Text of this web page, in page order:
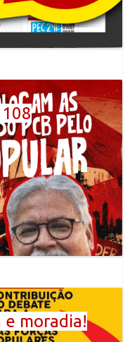
moradia!